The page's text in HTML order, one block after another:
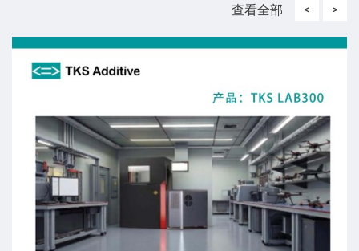
查看全部 < >